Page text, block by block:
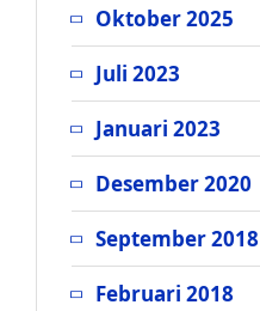
Oktober 2025
Juli 2023
Januari 2023
Desember 2020
September 2018
Februari 2018